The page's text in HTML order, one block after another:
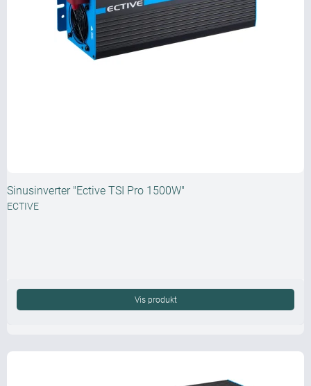
Sinusinverter "Ective TSI Pro 1500W"
ECTIVE
Vis produkt